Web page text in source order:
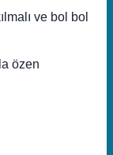
ve bol bol
özen